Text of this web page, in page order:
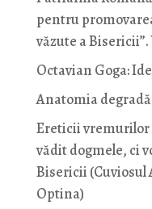
pentru
văzute a
Octavian Goga:
Anatomia
Ereticii vremurilor
vădit dogmele, ci
Bisericii (Cuviosul
Optina)